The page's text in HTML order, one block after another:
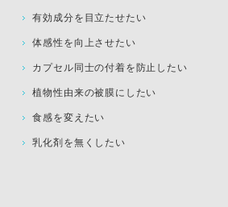
有効成分を目立たせたい
体感性を向上させたい
カプセル同士の付着を防止したい
植物性由来の被膜にしたい
食感を変えたい
乳化剤を無くしたい